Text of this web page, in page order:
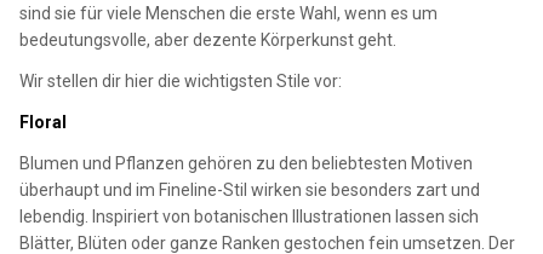
sind sie für viele Menschen die erste Wahl, wenn es um
bedeutungsvolle, aber dezente Körperkunst geht.
Wir stellen dir hier die wichtigsten Stile vor:
Floral
Blumen und Pflanzen gehören zu den beliebtesten Motiven
überhaupt und im Fineline-Stil wirken sie besonders zart und
lebendig. Inspiriert von botanischen Illustrationen lassen sich
Blätter, Blüten oder ganze Ranken gestochen fein umsetzen. Der